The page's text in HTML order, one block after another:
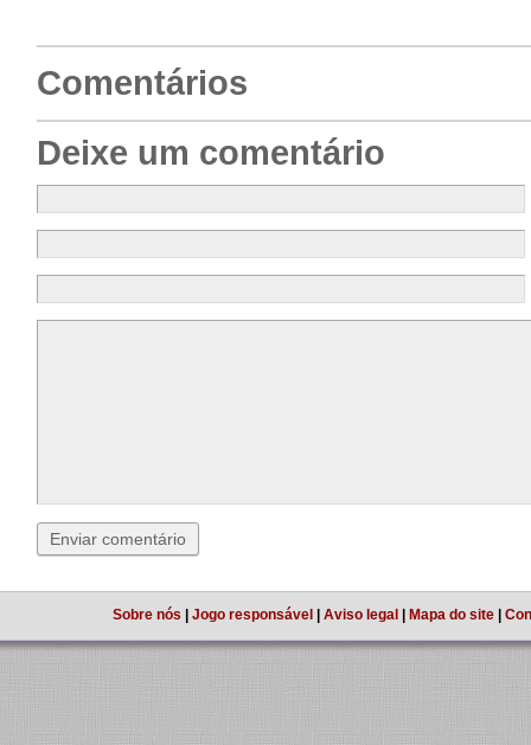
Comentários
Deixe um comentário
Sobre nós Jogo responsável Aviso legal Mapa do site